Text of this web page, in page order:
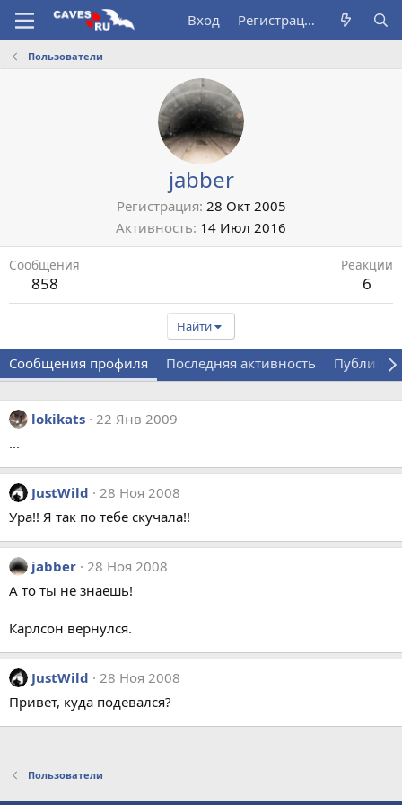
Вход Регистрация
Пользователи
jabber
Регистрация 28 Окт 2005
Активность 14 Июл 2016
Сообщения
858
Реакции
6
Найти
Сообщения профиля Последняя активность
lokikats 22 Янв 2009
...
JustWild
28 Ноя 2008
Ура!! Я так по тебе скучала!!
jabber 28 Ноя 2008
А то ты не знаешь!
Карлсон вернулся.
JustWild
28 Ноя 2008
Привет, куда подевался?
Пользователи